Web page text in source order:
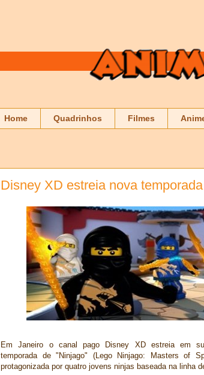
Home Quadrinhos Filmes
Disney XD estreia nova
Em Janeiro o canal pago Disney XD estreia em
temporada de "Ninjago" (Lego Ninjago: Masters of
protagonizada por quatro jovens ninjas baseada na linha